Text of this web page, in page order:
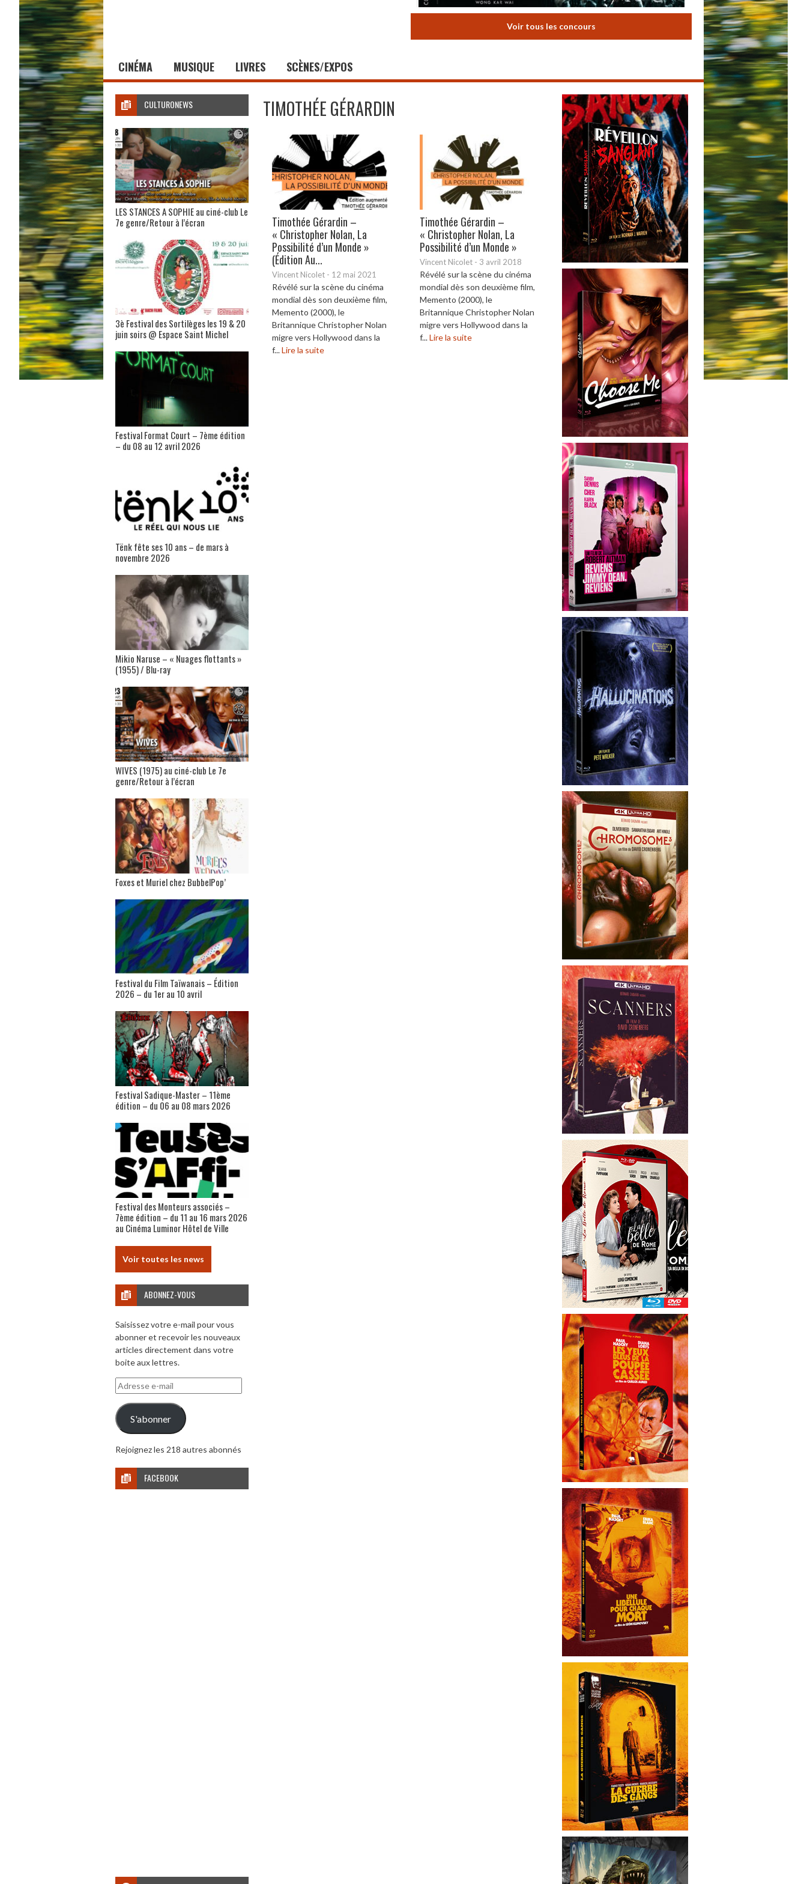
Voir tous les concours
CINÉMA MUSIQUE LIVRES SCÈNES/EXPOS
TIMOTHÉE GÉRARDIN
Timothée Gérardin –
« Christopher Nolan, La
Possibilité d’un Monde »
(Édition Au...
Vincent Nicolet - 12 mai 2021
Révélé sur la scène du cinéma
mondial dès son deuxième film,
Memento (2000), le
Britannique Christopher Nolan
migre vers Hollywood dans la
f...Lire la suite
Timothée Gérardin –
« Christopher Nolan, La
Possibilité d’un Monde »
Vincent Nicolet - 3 avril 2018
Révélé sur la scène du cinéma
mondial dès son deuxième film,
Memento (2000), le
Britannique Christopher Nolan
migre vers Hollywood dans la
f...Lire la suite
CULTURONEWS
LES STANCES A SOPHIE au ciné-club Le
7e genre/Retour à l’écran
3è Festival des Sortilèges les 19 & 20
juin soirs @ Espace Saint Michel
Festival Format Court – 7ème édition
– du 08 au 12 avril 2026
Tënk fête ses 10 ans – de mars à
novembre 2026
Mikio Naruse – « Nuages flottants »
(1955) / Blu-ray
WIVES (1975) au ciné-club Le 7e
genre/Retour à l’écran
Foxes et Muriel chez BubbelPop’
Festival du Film Taïwanais – Édition
2026 – du 1er au 10 avril
Festival Sadique-Master – 11ème
édition – du 06 au 08 mars 2026
Festival des Monteurs associés –
7ème édition – du 11 au 16 mars 2026
au Cinéma Luminor Hôtel de Ville
Voir toutes les news
ABONNEZ-VOUS
Saisissez votre e-mail pour vous
abonner et recevoir les nouveaux
articles directement dans votre
boite aux lettres.
Adresse
e-
mail
S'abonner
Rejoignez les 218 autres abonnés
FACEBOOK